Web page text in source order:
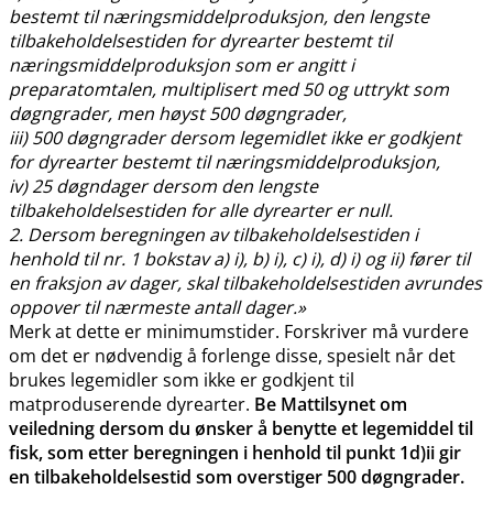
bestemt til næringsmiddelproduksjon, den lengste
tilbakeholdelsestiden for dyrearter bestemt til
næringsmiddelproduksjon som er angitt i
preparatomtalen, multiplisert med 50 og uttrykt som
døgngrader, men høyst 500 døgngrader,
iii) 500 døgngrader dersom legemidlet ikke er godkjent
for dyrearter bestemt til næringsmiddelproduksjon,
iv) 25 døgndager dersom den lengste
tilbakeholdelsestiden for alle dyrearter er null.
2. Dersom beregningen av tilbakeholdelsestiden i
henhold til nr. 1 bokstav a) i), b) i), c) i), d) i) og ii) fører til
en fraksjon av dager, skal tilbakeholdelsestiden avrundes
oppover til nærmeste antall dager.»
Merk at dette er minimumstider. Forskriver må vurdere
om det er nødvendig å forlenge disse, spesielt når det
brukes legemidler som ikke er godkjent til
matproduserende dyrearter. Be Mattilsynet om
veiledning dersom du ønsker å benytte et legemiddel til
fisk, som etter beregningen i henhold til punkt 1d)ii gir
en tilbakeholdelsestid som overstiger 500 døgngrader.